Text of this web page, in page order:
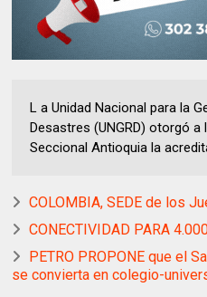
L a Unidad Nacional para la
Desastres (UNGRD) otorgó
Seccional Antioquia la
COLOMBIA, SEDE de los
CONECTIVIDAD PARA
PETRO PROPONE que el
se convierta en colegio-